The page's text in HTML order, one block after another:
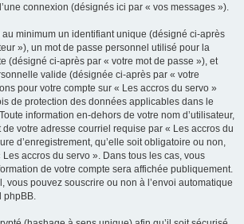
connexion (désignés ici par « vos messages »).
minimum un identifiant unique (désigné ci-après
»), un mot de passe personnel utilisé pour la
(désigné ci-après par « votre mot de passe »), et
valide (désignée ci-après par « votre
pour votre compte sur « Les accros du servo »
de protection des données applicables dans le
information en-dehors de votre nom d’utilisateur,
votre adresse courriel requise par « Les accros du
d’enregistrement, qu’elle soit obligatoire ou non,
accros du servo ». Dans tous les cas, vous
de votre compte sera affichée publiquement.
vous pouvez souscrire ou non à l’envoi automatique
phpBB.